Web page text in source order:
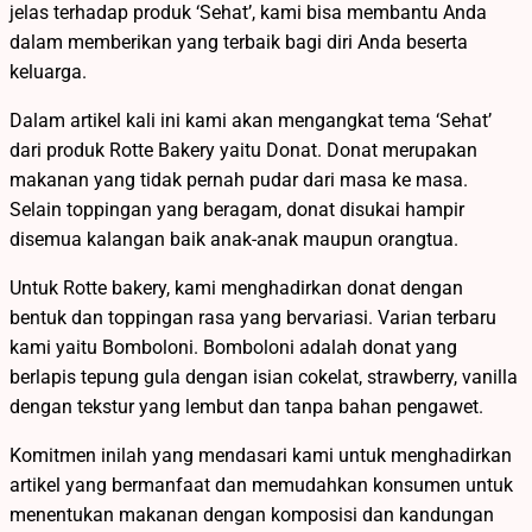
jelas terhadap produk ‘Sehat’, kami bisa membantu Anda
dalam memberikan yang terbaik bagi diri Anda beserta
keluarga.
Dalam artikel kali ini kami akan mengangkat tema ‘Sehat’
dari produk Rotte Bakery yaitu Donat. Donat merupakan
makanan yang tidak pernah pudar dari masa ke masa.
Selain toppingan yang beragam, donat disukai hampir
disemua kalangan baik anak-anak maupun orangtua.
Untuk Rotte bakery, kami menghadirkan donat dengan
bentuk dan toppingan rasa yang bervariasi. Varian terbaru
kami yaitu Bomboloni. Bomboloni adalah donat yang
berlapis tepung gula dengan isian cokelat, strawberry, vanilla
dengan tekstur yang lembut dan tanpa bahan pengawet.
Komitmen inilah yang mendasari kami untuk menghadirkan
artikel yang bermanfaat dan memudahkan konsumen untuk
menentukan makanan dengan komposisi dan kandungan